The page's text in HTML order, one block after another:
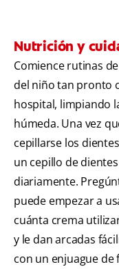
Nutrición y
Comience rutinas
del niño tan pronto
hospital, limpiando
húmeda. Una vez
cepillarse los
un cepillo de
diariamente.
puede empezar a
cuánta crema
y le dan arcadas
con un enjuague